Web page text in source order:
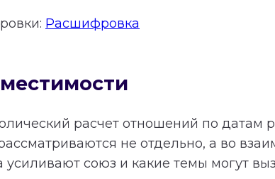
Расшифровка
расчет отношений по датам
не отдельно, а во
усиливают союз и какие темы могут